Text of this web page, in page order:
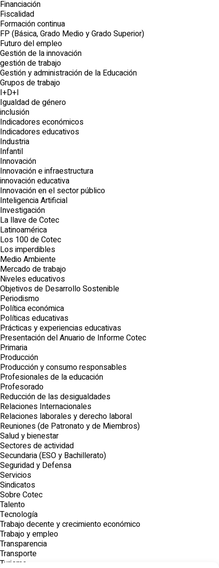
Financiación
Fiscalidad
Formación continua
FP (Básica, Grado Medio y Grado Superior)
Futuro del empleo
Gestión de la innovación
gestión de trabajo
Gestión y administración de la Educación
Grupos de trabajo
I+D+I
Igualdad de género
inclusión
Indicadores económicos
Indicadores educativos
Industria
Infantil
Innovación
Innovación e infraestructura
innovación educativa
Innovación en el sector público
Inteligencia Artificial
Investigación
La llave de Cotec
Latinoamérica
Los 100 de Cotec
Los imperdibles
Medio Ambiente
Mercado de trabajo
Niveles educativos
Objetivos de Desarrollo Sostenible
Periodismo
Política económica
Políticas educativas
Prácticas y experiencias educativas
Presentación del Anuario de Informe Cotec
Primaria
Producción
Producción y consumo responsables
Profesionales de la educación
Profesorado
Reducción de las desigualdades
Relaciones Internacionales
Relaciones laborales y derecho laboral
Reuniones (de Patronato y de Miembros)
Salud y bienestar
Sectores de actividad
Secundaria (ESO y Bachillerato)
Seguridad y Defensa
Servicios
Sindicatos
Sobre Cotec
Talento
Tecnología
Trabajo decente y crecimiento económico
Trabajo y empleo
Transparencia
Transporte
Turismo